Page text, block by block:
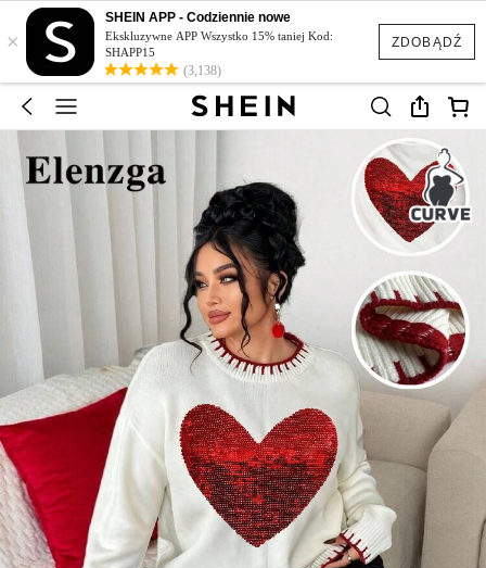
ZDOBĄDŹ
×
SHEIN APP - Codziennie nowe
Ekskluzywne APP Wszystko 15% taniej Kod:
SHAPP15
(3,138)